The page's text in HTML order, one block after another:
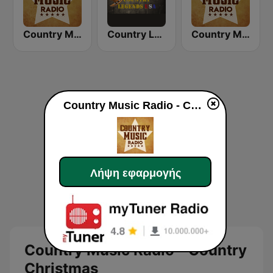
Country Music Radio - Easy Country Country Legends USA Country Music Radio - Classic Country
Country Music Radio - Country
Christmas
Country Music Radio - Country Christmas
Λήψη εφαρμογής